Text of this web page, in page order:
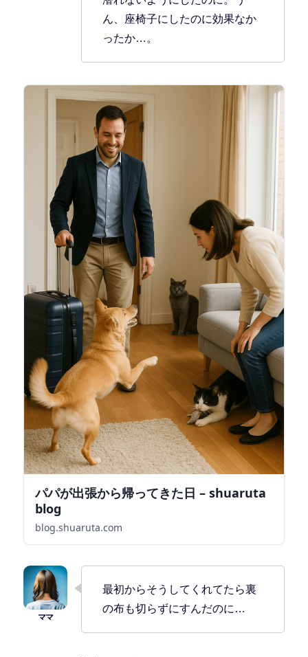
ん、座椅子にしたのに効果なか
ったか…。
パパが出張から帰ってきた日 – shuaruta
blog
blog.shuaruta.com
最初からそうしてくれてたら裏
の布も切らずにすんだのに…